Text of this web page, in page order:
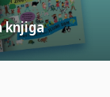
knjiga